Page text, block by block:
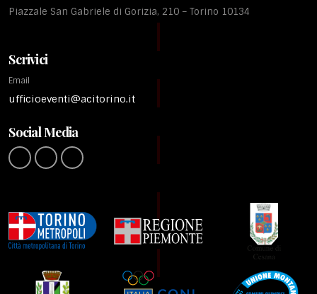
Piazzale San Gabriele di Gorizia, 210 – Torino 10134
Scrivici
Email
ufficioeventi@acitorino.it
Social Media